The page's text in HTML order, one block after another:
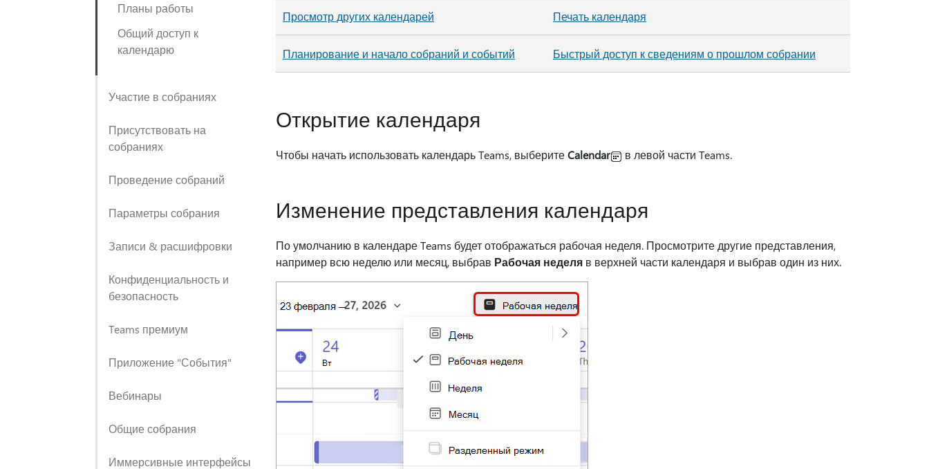
Планы работы
Общий доступ к
календарю
Участие в собраниях
Присутствовать на
собраниях
Проведение собраний
Параметры собрания
Записи & расшифровки
Конфиденциальность и
безопасность
Teams премиум
Приложение "События"
Вебинары
Общие собрания
Иммерсивные интерфейсы
Просмотр других календарей Печать календаря
Планирование и начало собраний и событий Быстрый доступ к сведениям о прошлом собрании
Открытие календаря
Чтобы начать использовать календарь Teams, выберитеCalendar в левой части Teams.
Изменение представления календаря
По умолчанию в календаре Teams будет отображаться рабочая неделя. Просмотрите другие представления,
например всю неделю или месяц, выбрав Рабочая неделя в верхней части календаря и выбрав один из них.